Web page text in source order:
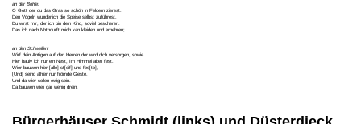
an der Bohle:
O Gott der du das Gras so schön in Feldern zierest.
Den Vögeln wunderlich die Speise selbst zuführest.
Du wirst mir, der ich bin dein Kind, soviel bescheren.
Das ich nach Nothdurft mich kan kleiden und ernehren;
an den Schwellen:
Wirf dein Antigen auf den Herren der wird dich versorgen, sowie
Hier bauiv ich nur ein Nest, Im Himmel aber fest.
Wier bauwen hier [alle] st[eif] und fes[te],
[Und] seind alhier nur frömde Geste,
Und da wier sollen ewig sein.
Da bauwen wier gar wenig drein.